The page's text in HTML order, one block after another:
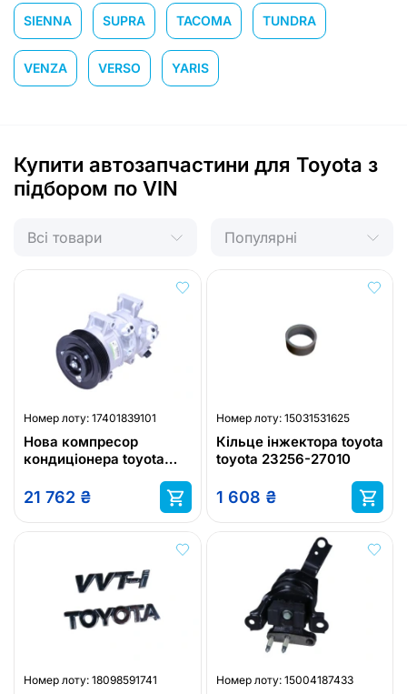
SIENNA SUPRA TACOMA TUNDRA
VENZA VERSO YARIS
Купити автозапчастини для Toyota з
підбором по VIN
Всі товари Популярні
Номер лоту: 17401839101
Нова компресор
кондиціонера toyota
toyota auris toyota
21 762 ₴
Номер лоту: 15031531625
Кільце інжектора toyota
toyota 23256-27010
1 608 ₴
Номер лоту: 18098591741 Номер лоту: 15004187433